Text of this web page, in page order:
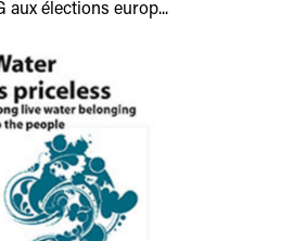
aux élections europ...